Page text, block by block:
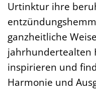
Urtinktur ihre
ganzheitliche
jahrhundertealten
inspirieren und
Harmonie und